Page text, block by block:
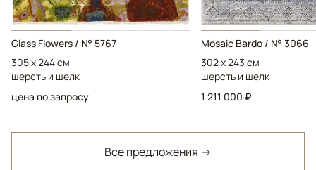
Glass Flowers / № 5767
305 x 244 см
шерсть и шелк
цена по запросу
Mosaic Bardo / № 3066
302 x 243 см
шерсть и шелк
1 211 000 ₽
Все предложения →